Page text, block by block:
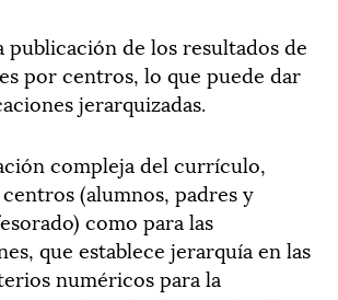
publicación de los resultados de
por centros, lo que puede dar
jerarquizadas.
compleja del currículo,
(alumnos, padres y
como para las
que establece jerarquía en las
numéricos para la